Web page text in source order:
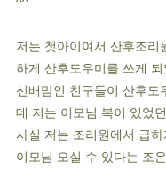
저는 첫아이여서 산후조리
하게 산후도우미를 쓰게 되
선배맘인 친구들이 산후도
데 저는 이모님 복이 있었
사실 저는 조리원에서 급
이모님 오실 수 있다는 조